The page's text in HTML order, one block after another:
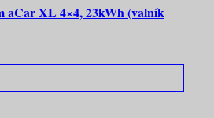
aCar XL 4×4, 23kWh (valník